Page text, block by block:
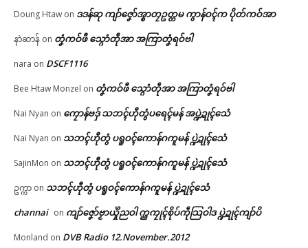
Doung Htaw on ဒဒန်ဆု ကျာ်ဇၞော်အ္စာတၠဥတ္တမ ကွာန်ဝၚ်က ပိုတ်ကဝ်အာ
နာဲဆာန် on တၞံကဝ်ဖီ သ္ဂောံတဵုအာ အကြာတၞံရဝ်ဗါ
nara on DSCF1116
Bee Htaw Monzel on တၞံကဝ်ဖီ သ္ဂောံတဵုအာ အကြာတၞံရဝ်ဗါ
Nai Nyan on ကၠောန်ဗဒှ် သဘၚ်ဟီုတွံပရေၚ်မန် အပ္ဍဲဍုၚ်သေံ
Nai Nyan on သဘၚ်ဟီုတွံ ပရူဝၚ်ကောန်ဂကူမန် ပ္ဍဲဍုၚ်သေံ
SajinMon on သဘၚ်ဟီုတွံ ပရူဝၚ်ကောန်ဂကူမန် ပ္ဍဲဍုၚ်သေံ
ဥက္ကာ on သဘၚ်ဟီုတွံ ပရူဝၚ်ကောန်ဂကူမန် ပ္ဍဲဍုၚ်သေံ
channai on ကျာ်ဇၞော်ဗၟာယှိုဲညဝါ က္ညကၠုၚ်စိုပ်ကဵုသြဝါဒ ပ္ဍဲဍုၚ်ကျာ်ပိ
Monland on DVB Radio 12.November.2012